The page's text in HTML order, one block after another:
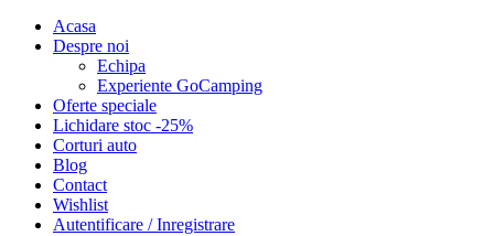
Acasa
Despre noi
Echipa
Experiente GoCamping
Oferte speciale
Lichidare stoc -25%
Corturi auto
Blog
Contact
Wishlist
Autentificare / Inregistrare